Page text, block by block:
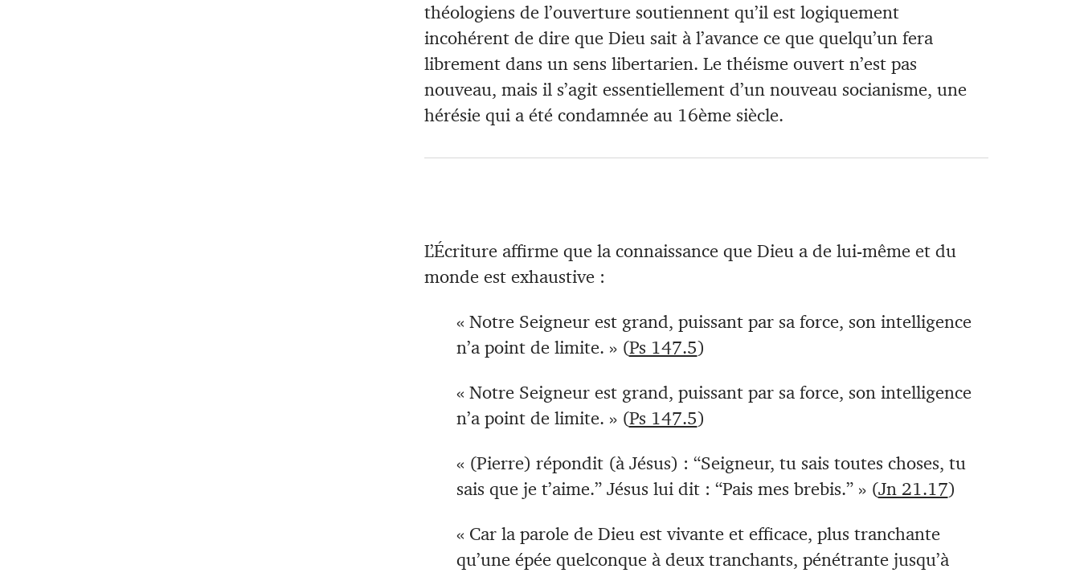
théologiens de l’ouverture soutiennent qu’il est logiquement
incohérent de dire que Dieu sait à l’avance ce que quelqu’un fera
librement dans un sens libertarien. Le théisme ouvert n’est pas
nouveau, mais il s’agit essentiellement d’un nouveau socianisme, une
hérésie qui a été condamnée au 16ème siècle.
L’Écriture affirme que la connaissance que Dieu a de lui-même et du
monde est exhaustive :
« Notre Seigneur est grand, puissant par sa force, son intelligence
n’a point de limite. » (Ps 147.5)
« Notre Seigneur est grand, puissant par sa force, son intelligence
n’a point de limite. » (Ps 147.5)
« (Pierre) répondit (à Jésus) : “Seigneur, tu sais toutes choses, tu
sais que je t’aime.” Jésus lui dit : “Pais mes brebis.” » (Jn 21.17)
« Car la parole de Dieu est vivante et efficace, plus tranchante
qu’une épée quelconque à deux tranchants, pénétrante jusqu’à